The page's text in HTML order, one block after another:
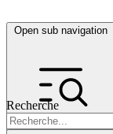
Open sub navigation
Recherche